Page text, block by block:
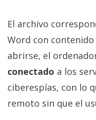
Sobre
nosotros
/
Publicidad
/
Cambiar
opciones
El archivo
Word con contenido
abrirse, el
conectado a los
ciberespías, con lo
remoto sin que el